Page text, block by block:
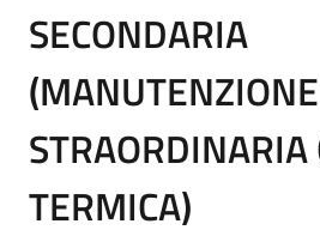
SECONDARIA
(MANUTENZIONE
STRAORDINARIA
TERMICA)